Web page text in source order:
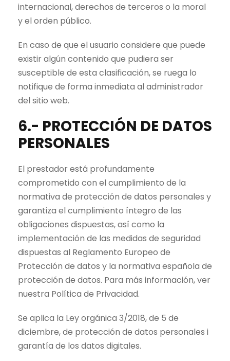
internacional, derechos de terceros o la moral
y el orden público.
En caso de que el usuario considere que puede
existir algún contenido que pudiera ser
susceptible de esta clasificación, se ruega lo
notifique de forma inmediata al administrador
del sitio web.
6.- PROTECCIÓN DE DATOS
PERSONALES
El prestador está profundamente
comprometido con el cumplimiento de la
normativa de protección de datos personales y
garantiza el cumplimiento íntegro de las
obligaciones dispuestas, así como la
implementación de las medidas de seguridad
dispuestas al Reglamento Europeo de
Protección de datos y la normativa española de
protección de datos. Para más información, ver
nuestra Política de Privacidad.
Se aplica la Ley orgánica 3/2018, de 5 de
diciembre, de protección de datos personales i
garantía de los datos digitales.